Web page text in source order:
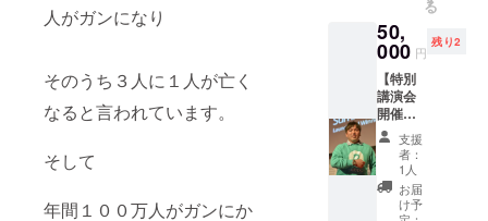
人がガンになり
そのうち３人に１人が亡く
なると言われています。
そして
年間１００万人がガンにか
します
会やコ
ミュニ
ティ、
セミ
ナー登
壇な
ど。 ・
講演の
テー
マ、内
容は、
る
50,
000 円
残り2
【特別
講演会
開催い
たしま
す！】
テーマ
例：
シェア
支援
者：
1人
お届
け予